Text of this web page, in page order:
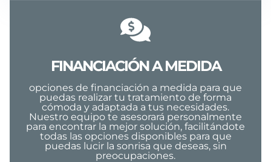
FINANCIACIÓN A MEDIDA
opciones de financiación a medida para que
puedas realizar tu tratamiento de forma
cómoda y adaptada a tus necesidades.
Nuestro equipo te asesorará personalmente
para encontrar la mejor solución, facilitándote
todas las opciones disponibles para que
puedas lucir la sonrisa que deseas, sin
preocupaciones.